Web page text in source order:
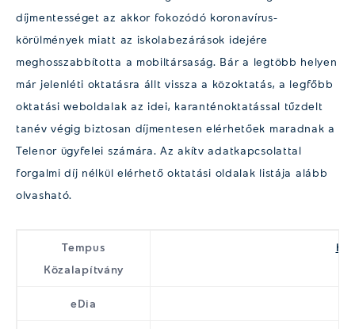
díjmentességet az akkor fokozódó koronavírus-
körülmények miatt az iskolabezárások idejére
meghosszabbította a mobiltársaság. Bár a legtöbb helyen
már jelenléti oktatásra állt vissza a közoktatás, a legfőbb
oktatási weboldalak az idei, karanténoktatással tűzdelt
tanév végig biztosan díjmentesen elérhetőek maradnak a
Telenor ügyfelei számára. Az akítv adatkapcsolattal
forgalmi díj nélkül elérhető oktatási oldalak listája alább
olvasható.
Tempus
Közalapítvány
eDia